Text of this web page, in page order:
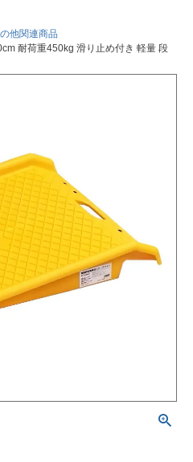
他関連商品
耐荷重450kg 滑り止め付き 軽量 段